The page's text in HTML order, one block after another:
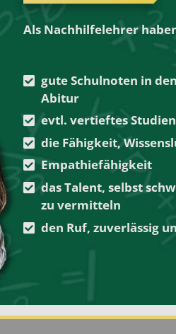
Als Nachhilfelehrer
gute Schulnoten in
Abitur
evtl. vertieftes
die Fähigkeit,
Empathiefähigkeit
das Talent, selbst
zu vermitteln
den Ruf, zuverlässig